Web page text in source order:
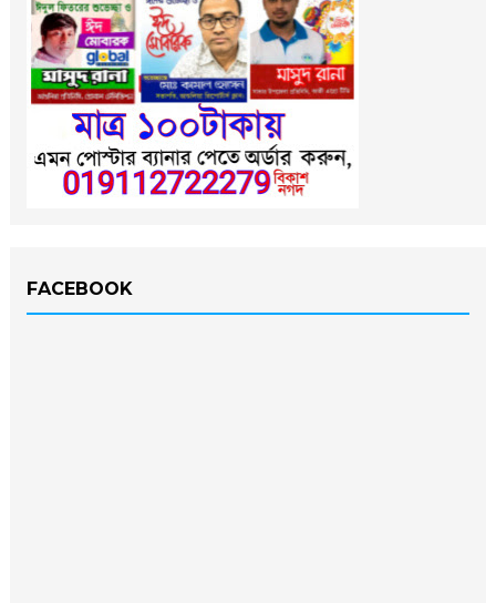
FACEBOOK